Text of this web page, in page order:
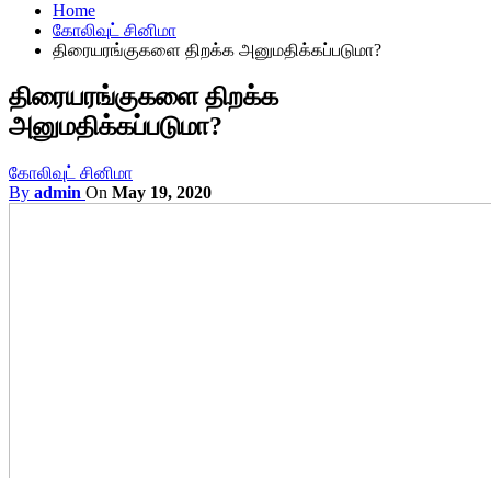
Home
கோலிவுட் சினிமா
திரையரங்குகளை திறக்க அனுமதிக்கப்படுமா?
திரையரங்குகளை திறக்க
அனுமதிக்கப்படுமா?
கோலிவுட் சினிமா
By admin On May 19, 2020